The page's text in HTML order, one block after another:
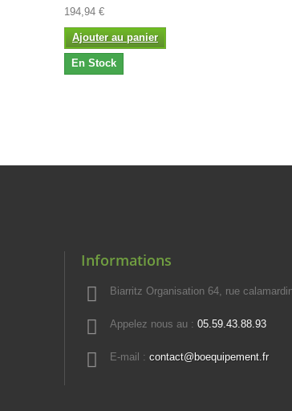
194,94 €
Ajouter au panier
En Stock
Informations
Biarritz Organisation 64, rue
Appelez nous au : 05.59.43.88.93
E-mail : contact@boequipement.fr